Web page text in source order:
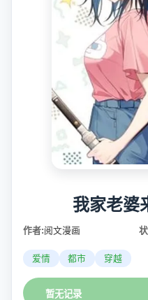
我家老婆
作者:阅文漫画
爱情 都市 穿越
暂无记录